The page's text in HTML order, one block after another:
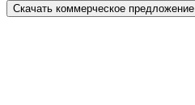
Скачать коммерческое предложение